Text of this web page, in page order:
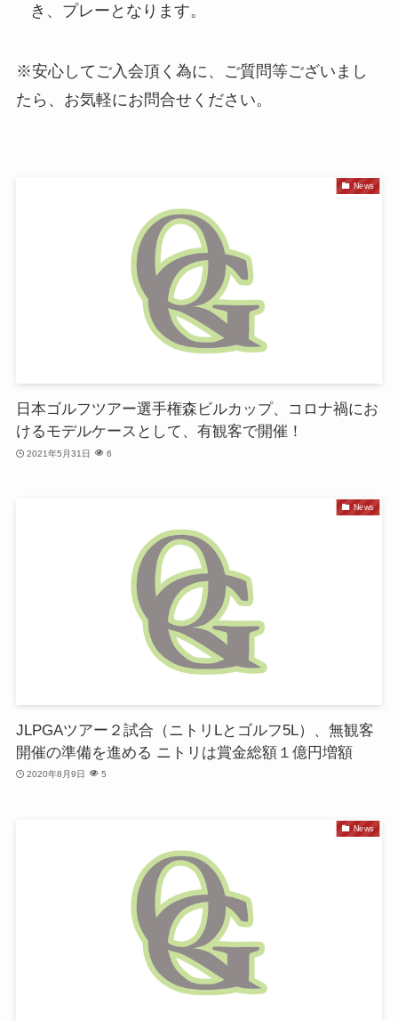
き、プレーとなります。
※安心してご入会頂く為に、ご質問等ございまし
たら、お気軽にお問合せください。
News
日本ゴルフツアー選手権森ビルカップ、コロナ禍にお
けるモデルケースとして、有観客で開催！
2021年5月31日 6
News
JLPGAツアー２試合（ニトリLとゴルフ5L）、無観客
開催の準備を進める ニトリは賞金総額１億円増額
2020年8月9日 5
News